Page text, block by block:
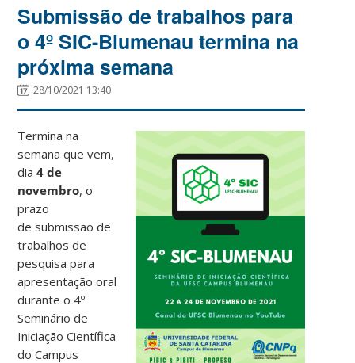
Submissão de trabalhos para
o 4º SIC-Blumenau termina na
próxima semana
28/10/2021 13:40
Termina na
semana que vem,
dia4 de
novembro, o
prazo
de submissão de
trabalhos de
pesquisa para
apresentação oral
durante o 4º
Seminário de
Iniciação Científica
do Campus